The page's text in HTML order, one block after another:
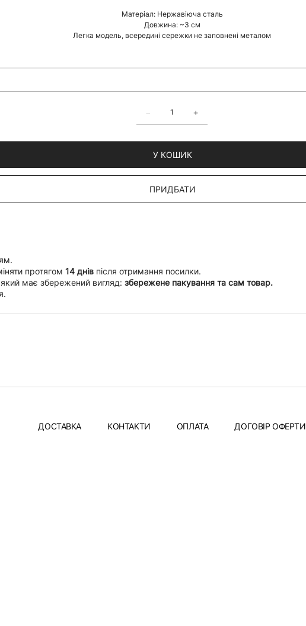
Матеріал: Нержавіюча сталь
Довжина: ~3 см
Легка модель, всередині сережки не заповнені металом
У КОШИК
ПРИДБАТИ
протягом 14 днівпісля отримання посилки.
має збережений вигляд: збережене пакування та сам товар.
ДОСТАВКА КОНТАКТИ ОПЛАТА ДОГОВІР ОФЕРТИ